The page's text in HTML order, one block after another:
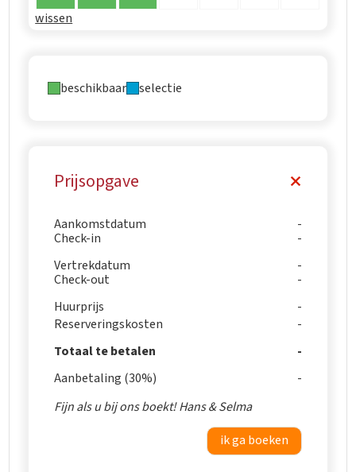
wissen
beschikbaar selectie
Prijsopgave
Aankomstdatum
Check-in
Vertrekdatum
Check-out
Huurprijs
Reserveringskosten
Totaal te betalen
Aanbetaling (30%)
Fijn als u bij ons boekt! Hans & Selma
ik ga boeken